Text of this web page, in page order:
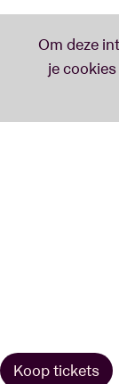
Koop tickets